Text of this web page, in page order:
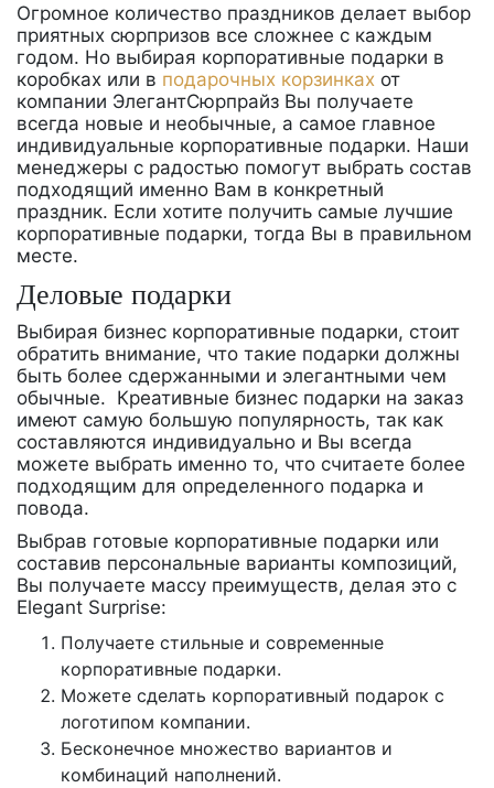
Огромное количество праздников делает выбор
приятных сюрпризов все сложнее с каждым
годом. Но выбирая корпоративные подарки в
коробках или в подарочных корзинках от
компании ЭлегантСюрпрайз Вы получаете
всегда новые и необычные, а самое главное
индивидуальные корпоративные подарки. Наши
менеджеры с радостью помогут выбрать состав
подходящий именно Вам в конкретный
праздник. Если хотите получить самые лучшие
корпоративные подарки, тогда Вы в правильном
месте.
Деловые подарки
Выбирая бизнес корпоративные подарки, стоит
обратить внимание, что такие подарки должны
быть более сдержанными и элегантными чем
обычные. Креативные бизнес подарки на заказ
имеют самую большую популярность, так как
составляются индивидуально и Вы всегда
можете выбрать именно то, что считаете более
подходящим для определенного подарка и
повода.
Выбрав готовые корпоративные подарки или
составив персональные варианты композиций,
Вы получаете массу преимуществ, делая это с
Elegant Surprise:
Получаете стильные и современные
корпоративные подарки.
Можете сделать корпоративный подарок с
логотипом компании.
Бесконечное множество вариантов и
комбинаций наполнений.